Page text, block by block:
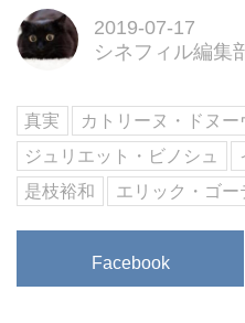
2019-07-17
シネフィル編集
真実
カトリーヌ・ドヌー
ジュリエット・ビノシュ
是枝裕和
エリック・ゴー
Facebook